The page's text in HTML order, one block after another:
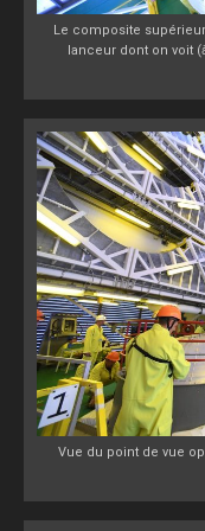
Le composite
lanceur dont on voit
Vue du point de vue